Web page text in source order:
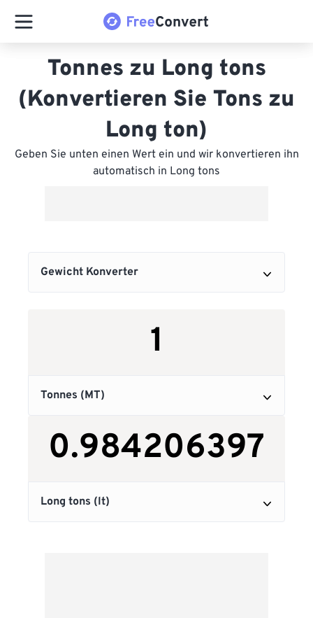
Tonnes zu Long tons
(Konvertieren Sie Tons zu
Long ton)
Geben Sie unten einen Wert ein und wir konvertieren ihn
automatisch in Long tons